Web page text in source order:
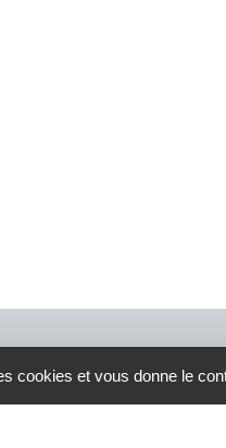
cookies et vous donne le